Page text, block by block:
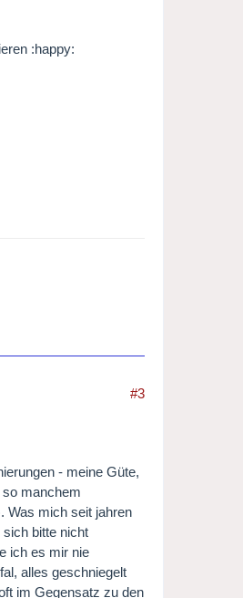
:happy:
#3
- meine Güte,
manchem
Was mich seit jahren
sich bitte nicht
ich es mir nie
alles geschniegelt
im Gegensatz zu den